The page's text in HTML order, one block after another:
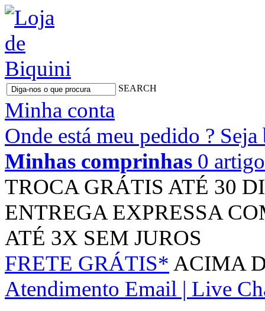
SEARCH
Minha conta
Onde está meu pedido ?
Minhas comprinhas 0
TROCA GRÁTIS ATÉ 30
ENTREGA EXPRESSA
ATÉ 3X SEM JUROS
FRETE GRÁTIS* ACIMA
Atendimento Email | Live